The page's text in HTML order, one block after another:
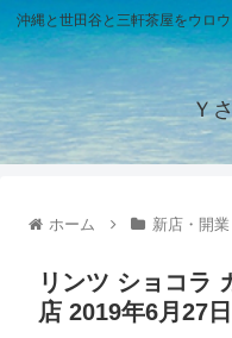
沖縄と世田谷と三軒茶屋をウロ
Ｙ
ホーム 新店・開業
リンツ ショコラ
店 2019年6月27